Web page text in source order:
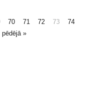
70 71 72 73
74
pēdējā »